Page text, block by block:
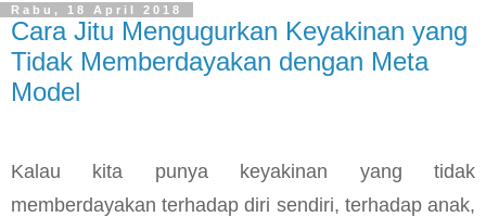
Rabu, 18 April 2018
Cara Jitu Mengugurkan Keyakinan yang
Tidak Memberdayakan dengan Meta
Model
Kalau kita punya keyakinan yang tidak
memberdayakan terhadap diri sendiri, terhadap anak,